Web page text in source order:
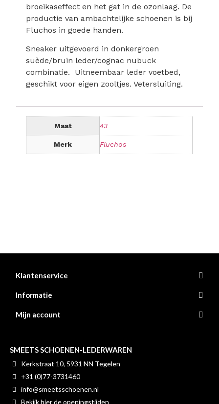
broeikaseffect en het gat in de ozonlaag. De
productie van ambachtelijke schoenen is bij
Fluchos in goede handen.
Sneaker uitgevoerd in donkergroen
suède/bruin leder/cognac nubuck
combinatie. Uitneembaar leder voetbed,
geschikt voor eigen zooltjes. Vetersluiting.
Maat 43
Merk Fluchos
Klantenservice
Informatie
Mijn account
SMEETS SCHOENEN-LEDERWAREN
Kerkstraat 10, 5931 NN Tegelen
+31 (0)77-3731460
info@smeetsschoenen.nl
Bekijk hier de openingstijden